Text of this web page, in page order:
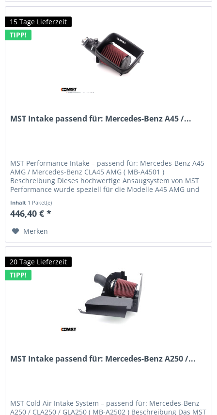
15 Tage Lieferzeit
TIPP!
MST Intake passend für: Mercedes-Benz A45 /...
MST Performance Intake – passend für: Mercedes-Benz A45
AMG / Mercedes-Benz CLA45 AMG ( MB-A4501 )
Beschreibung Dieses hochwertige Ansaugsystem von MST
Performance wurde speziell für die Modelle A45 AMG und
Inhalt 1 Paket(e)
446,40 € *
Merken
20 Tage Lieferzeit
TIPP!
MST Intake passend für: Mercedes-Benz A250 /...
MST Cold Air Intake System – passend für: Mercedes-Benz
A250 / CLA250 / GLA250 ( MB-A2502 ) Beschreibung Das MST